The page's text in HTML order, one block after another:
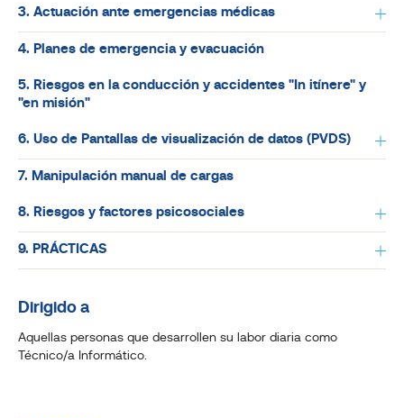
3. Actuación ante emergencias médicas
4. Planes de emergencia y evacuación
5. Riesgos en la conducción y accidentes "In itínere" y
"en misión"
6. Uso de Pantallas de visualización de datos (PVD´S)
7. Manipulación manual de cargas
8. Riesgos y factores psicosociales
9. PRÁCTICAS
Dirigido a
Aquellas personas que desarrollen su labor diaria como
Técnico/a Informático.